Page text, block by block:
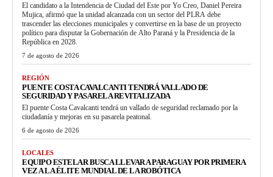
El candidato a la Intendencia de Ciudad del Este por Yo Creo, Daniel Pereira
Mujica, afirmó que la unidad alcanzada con un sector del PLRA debe
trascender las elecciones municipales y convertirse en la base de un proyecto
político para disputar la Gobernación de Alto Paraná y la Presidencia de la
República en 2028.
7 de agosto de 2026
REGIÓN
PUENTE COSTA CAVALCANTI TENDRÁ VALLADO DE
SEGURIDAD Y PASARELA REVITALIZADA
El puente Costa Cavalcanti tendrá un vallado de seguridad reclamado por la
ciudadanía y mejoras en su pasarela peatonal.
6 de agosto de 2026
LOCALES
EQUIPO ESTELAR BUSCA LLEVAR A PARAGUAY POR PRIMERA
VEZ A LA ÉLITE MUNDIAL DE LA ROBÓTICA